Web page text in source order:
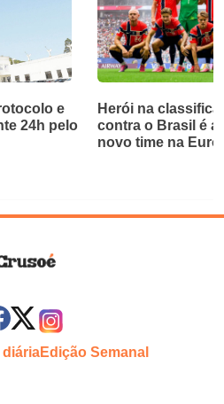
e
24h pelo
Herói na
contra o Brasil é
novo time na
Edição Semanal